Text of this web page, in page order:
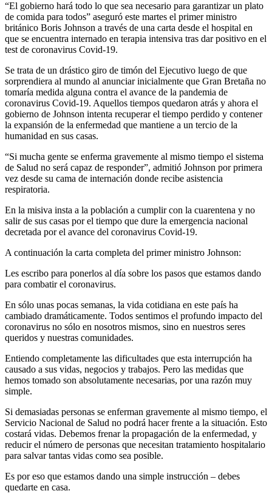
“El gobierno hará todo lo que sea necesario para garantizar un plato
de comida para todos” aseguró este martes el primer ministro
británico Boris Johnson a través de una carta desde el hospital en
que se encuentra internado en terapia intensiva tras dar positivo en el
test de coronavirus Covid-19.
Se trata de un drástico giro de timón del Ejecutivo luego de que
sorprendiera al mundo al anunciar inicialmente que Gran Bretaña no
tomaría medida alguna contra el avance de la pandemia de
coronavirus Covid-19. Aquellos tiempos quedaron atrás y ahora el
gobierno de Johnson intenta recuperar el tiempo perdido y contener
la expansión de la enfermedad que mantiene a un tercio de la
humanidad en sus casas.
“Si mucha gente se enferma gravemente al mismo tiempo el sistema
de Salud no será capaz de responder”, admitió Johnson por primera
vez desde su cama de internación donde recibe asistencia
respiratoria.
En la misiva insta a la población a cumplir con la cuarentena y no
salir de sus casas por el tiempo que dure la emergencia nacional
decretada por el avance del coronavirus Covid-19.
A continuación la carta completa del primer ministro Johnson:
Les escribo para ponerlos al día sobre los pasos que estamos dando
para combatir el coronavirus.
En sólo unas pocas semanas, la vida cotidiana en este país ha
cambiado dramáticamente. Todos sentimos el profundo impacto del
coronavirus no sólo en nosotros mismos, sino en nuestros seres
queridos y nuestras comunidades.
Entiendo completamente las dificultades que esta interrupción ha
causado a sus vidas, negocios y trabajos. Pero las medidas que
hemos tomado son absolutamente necesarias, por una razón muy
simple.
Si demasiadas personas se enferman gravemente al mismo tiempo, el
Servicio Nacional de Salud no podrá hacer frente a la situación. Esto
costará vidas. Debemos frenar la propagación de la enfermedad, y
reducir el número de personas que necesitan tratamiento hospitalario
para salvar tantas vidas como sea posible.
Es por eso que estamos dando una simple instrucción – debes
quedarte en casa.